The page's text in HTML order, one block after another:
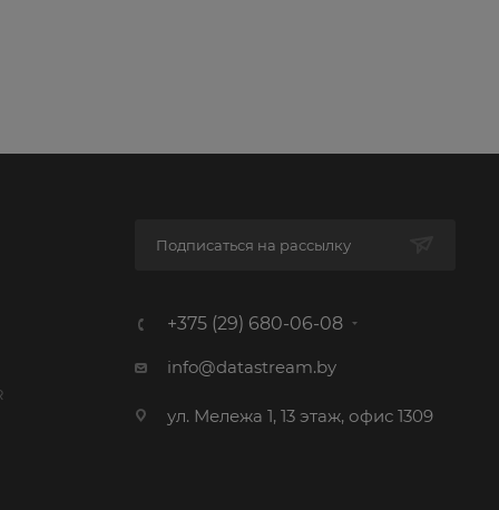
Подписаться на рассылку
+375 (29) 680-06-08
info@datastream.by
ул. Мележа 1, 13 этаж, офис 1309